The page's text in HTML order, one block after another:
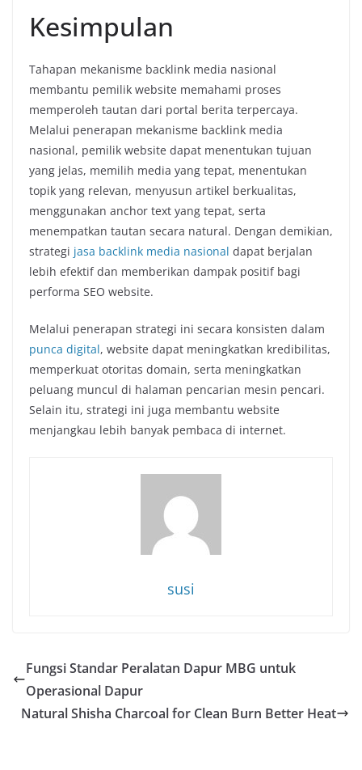
Kesimpulan
Tahapan mekanisme backlink media nasional
membantu pemilik website memahami proses
memperoleh tautan dari portal berita terpercaya.
Melalui penerapan mekanisme backlink media
nasional, pemilik website dapat menentukan tujuan
yang jelas, memilih media yang tepat, menentukan
topik yang relevan, menyusun artikel berkualitas,
menggunakan anchor text yang tepat, serta
menempatkan tautan secara natural. Dengan demikian,
strategi jasa backlink media nasional dapat berjalan
lebih efektifdan memberikan dampak positif bagi
performa SEO website.
Melalui penerapan strategi ini secara konsisten dalam
punca digital, website dapat meningkatkan kredibilitas,
memperkuat otoritas domain, serta meningkatkan
peluang muncul di halaman pencarian mesin pencari.
Selain itu, strategi ini juga membantu website
menjangkau lebih banyak pembaca di internet.
susi
Fungsi Standar Peralatan Dapur MBG untuk
Operasional Dapur
Natural Shisha Charcoal for Clean Burn Better Heat